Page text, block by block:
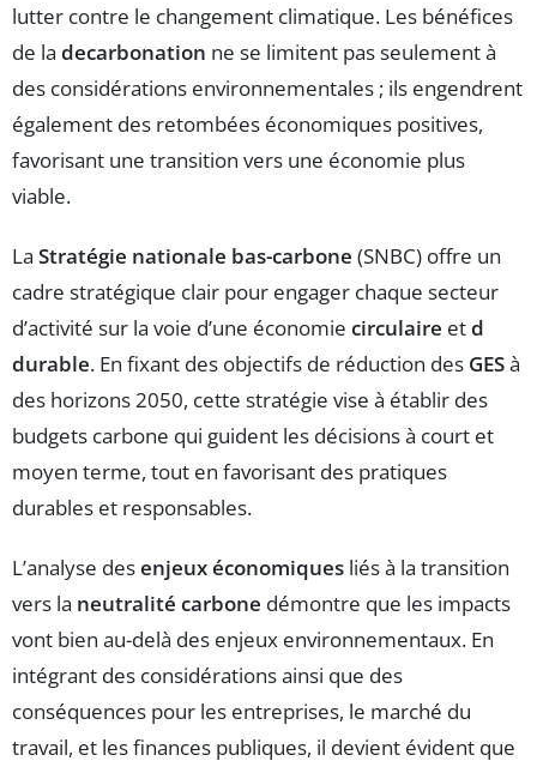
lutter contre le changement climatique. Les bénéfices
de la decarbonation ne se limitent pas seulement à
des considérations environnementales ; ils engendrent
également des retombées économiques positives,
favorisant une transition vers une économie plus
viable.
La Stratégie nationale bas-carbone (SNBC) offre un
cadre stratégique clair pour engager chaque secteur
d’activité sur la voie d’une économie circulaire etd
durable. En fixant des objectifs de réduction des GESà
des horizons 2050, cette stratégie vise à établir des
budgets carbone qui guident les décisions à court et
moyen terme, tout en favorisant des pratiques
durables et responsables.
L’analyse desenjeux économiques liés à la transition
vers la neutralité carbone démontre que les impacts
vont bien au-delà des enjeux environnementaux. En
intégrant des considérations ainsi que des
conséquences pour les entreprises, le marché du
travail, et les finances publiques, il devient évident que